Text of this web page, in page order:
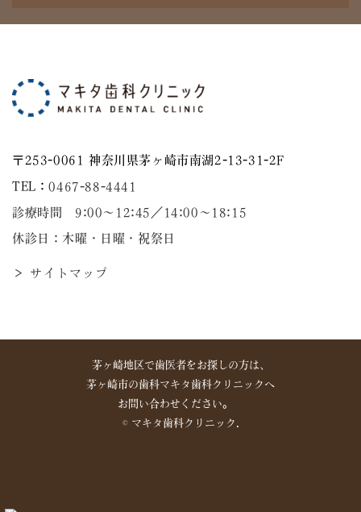
〒253-0061 神奈川県茅ヶ崎市南湖2-13-31-2F
TEL：0467-88-4441
診療時間 9:00～12:45／14:00〜18:15
休診日：木曜・日曜・祝祭日
＞ サイトマップ
茅ヶ崎地区で歯医者をお探しの方は、
茅ヶ崎市の歯科マキタ歯科クリニックへ
お問い合わせください。
©︎ マキタ歯科クリニック.